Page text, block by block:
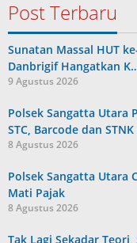
Post Terbaru
Sunatan Massal HUT
Danbrigif Hangatkan
9 Agustus 2026
Polsek Sangatta Utara
STC, Barcode dan
8 Agustus 2026
Polsek Sangatta Utara
Mati Pajak
8 Agustus 2026
Tak Lagi Sekadar